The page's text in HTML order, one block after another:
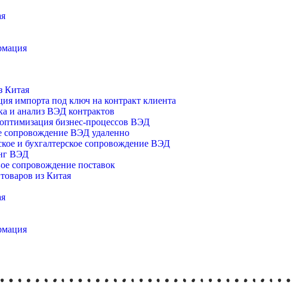
Китая
импорта под ключ на контракт клиента
и анализ ВЭД контрактов
бизнес-процессов ВЭД
сопровождение ВЭД удаленно
и бухгалтерское сопровождение ВЭД
ВЭД
сопровождение поставок
из Китая